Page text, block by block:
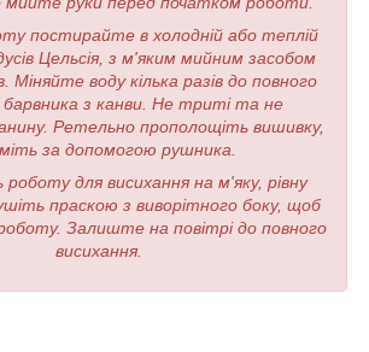
постирайте в холодній або теплій
Цельсія, з м'яким мийним засобом
Міняйте воду кілька разів до повного
барвника з канви. Не триті та не
Ретельно прополощіть вишивку,
за допомогою рушника.
роботу для висихання на м'яку, рівну
праскою з виворітного боку, щоб
Залиште на повітрі до повного
висихання.